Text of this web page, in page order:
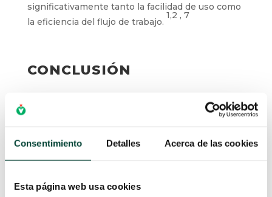
Consentimiento Detalles Acerca de las cookies
Esta página web usa cookies
significativamente tanto la facilidad de uso como
la eficiencia del flujo de trabajo.
1,2 , 7
CONCLUSIÓN
secundaria, sino el factor principal que permite la
adopción significativa de la monitorización
hemodinámica. Los sistemas diseñados para no
necesitar calibración, ser independientes del
arranque más rápido, una menor carga cognitiva,